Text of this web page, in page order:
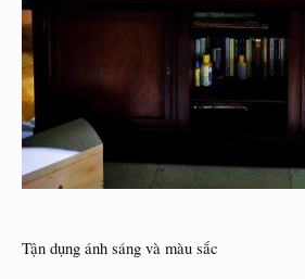
Tận dụng ánh sáng và màu sắc